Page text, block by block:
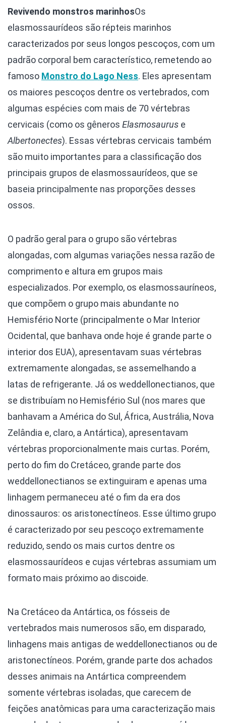
Revivendo monstros marinhosOs
elasmossaurídeos são répteis marinhos
caracterizados por seus longos pescoços, com um
padrão corporal bem característico, remetendo ao
famoso Monstro do Lago Ness. Eles apresentam
os maiores pescoços dentre os vertebrados, com
algumas espécies com mais de 70 vértebras
cervicais (como os gêneros Elasmosaurus e
Albertonectes). Essas vértebras cervicais também
são muito importantes para a classificação dos
principais grupos de elasmossaurídeos, que se
baseia principalmente nas proporções desses
ossos.
O padrão geral para o grupo são vértebras
alongadas, com algumas variações nessa razão de
comprimento e altura em grupos mais
especializados. Por exemplo, os elasmossauríneos,
que compõem o grupo mais abundante no
Hemisfério Norte (principalmente o Mar Interior
Ocidental, que banhava onde hoje é grande parte o
interior dos EUA), apresentavam suas vértebras
extremamente alongadas, se assemelhando a
latas de refrigerante. Já os weddellonectianos, que
se distribuíam no Hemisfério Sul (nos mares que
banhavam a América do Sul, África, Austrália, Nova
Zelândia e, claro, a Antártica), apresentavam
vértebras proporcionalmente mais curtas. Porém,
perto do fim do Cretáceo, grande parte dos
weddellonectianos se extinguiram e apenas uma
linhagem permaneceu até o fim da era dos
dinossauros: os aristonectíneos. Esse último grupo
é caracterizado por seu pescoço extremamente
reduzido, sendo os mais curtos dentre os
elasmossaurídeos e cujas vértebras assumiam um
formato mais próximo ao discoide.
Na Cretáceo da Antártica, os fósseis de
vertebrados mais numerosos são, em disparado,
linhagens mais antigas de weddellonectianos ou de
aristonectíneos. Porém, grande parte dos achados
desses animais na Antártica compreendem
somente vértebras isoladas, que carecem de
feições anatômicas para uma caracterização mais